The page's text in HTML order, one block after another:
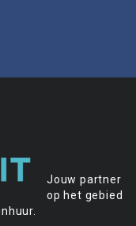
Jouw partner
op het gebied